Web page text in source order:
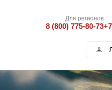
Для регионов
8 (800) 775-80-73